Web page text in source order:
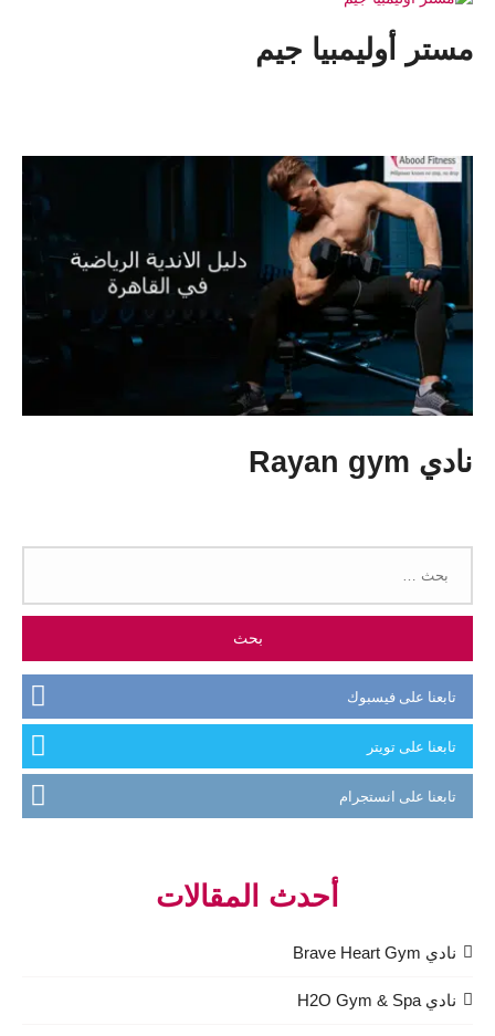
مستر أوليمبيا جيم
نادي Rayan gym
تابعنا على فيسبوك
تابعنا على تويتر
تابعنا على انستجرام
أحدث المقالات
نادي Brave Heart Gym
نادي H2O Gym & Spa